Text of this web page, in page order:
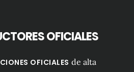
OFICIALES
OFICIALES de alta